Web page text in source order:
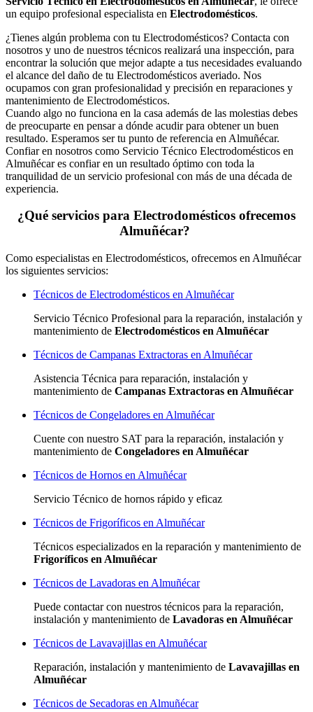
un equipo profesional especialista en Electrodomésticos.
¿Tienes algún problema con tu Electrodomésticos? Contacta con
nosotros y uno de nuestros técnicos realizará una inspección, para
encontrar la solución que mejor adapte a tus necesidades evaluando
el alcance del daño de tu Electrodomésticos averiado. Nos
ocupamos con gran profesionalidad y precisión en reparaciones y
mantenimiento de Electrodomésticos.
Cuando algo no funciona en la casa además de las molestias debes
de preocuparte en pensar a dónde acudir para obtener un buen
resultado. Esperamos ser tu punto de referencia en Almuñécar.
Confiar en nosotros como Servicio Técnico Electrodomésticos en
Almuñécar es confiar en un resultado óptimo con toda la
tranquilidad de un servicio profesional con más de una década de
experiencia.
¿Qué servicios para Electrodomésticos ofrecemos
Almuñécar?
Como especialistas en Electrodomésticos, ofrecemos en Almuñécar
los siguientes servicios:
Técnicos de Electrodomésticos en Almuñécar
Servicio Técnico Profesional para la reparación, instalación y
mantenimiento de Electrodomésticos en Almuñécar
Técnicos de Campanas Extractoras en Almuñécar
Asistencia Técnica para reparación, instalación y
mantenimiento de Campanas Extractoras en Almuñécar
Técnicos de Congeladores en Almuñécar
Cuente con nuestro SAT para la reparación, instalación y
mantenimiento de Congeladores en Almuñécar
Técnicos de Hornos en Almuñécar
Servicio Técnico de hornos rápido y eficaz
Técnicos de Frigoríficos en Almuñécar
Técnicos especializados en la reparación y mantenimiento de
Frigoríficos en Almuñécar
Técnicos de Lavadoras en Almuñécar
Puede contactar con nuestros técnicos para la reparación,
instalación y mantenimiento de Lavadoras en Almuñécar
Técnicos de Lavavajillas en Almuñécar
Reparación, instalación y mantenimiento de Lavavajillas en
Almuñécar
Técnicos de Secadoras en Almuñécar